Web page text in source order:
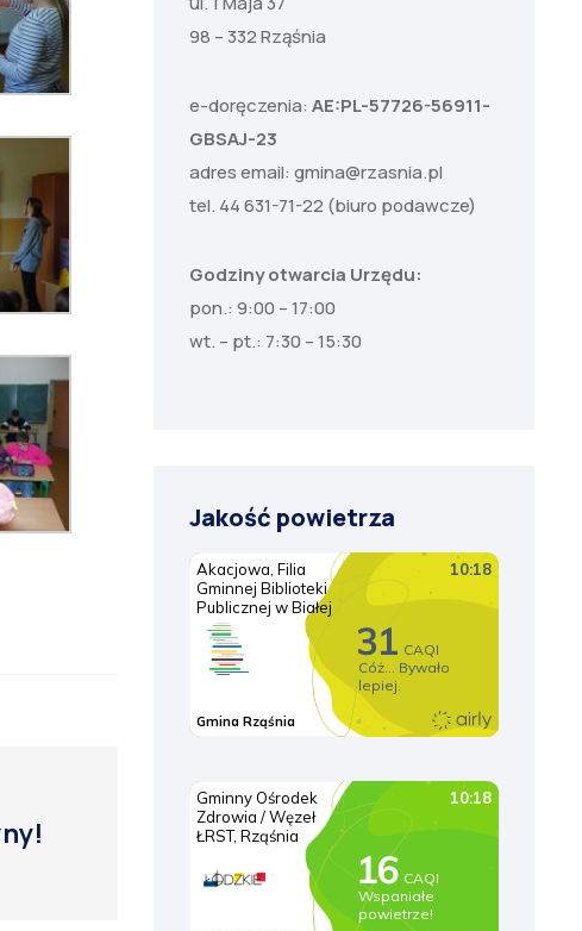
98 – 332 Rząśnia
e-doręczenia: AE:PL-57726-56911-
GBSAJ-23
adres email: gmina@rzasnia.pl
tel. 44 631-71-22 (biuro podawcze)
Godziny otwarcia Urzędu:
pon.: 9:00 – 17:00
wt. – pt.: 7:30 – 15:30
Jakość powietrza